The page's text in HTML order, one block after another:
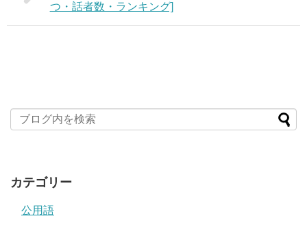
つ・話者数・ランキング]
カテゴリー
公用語